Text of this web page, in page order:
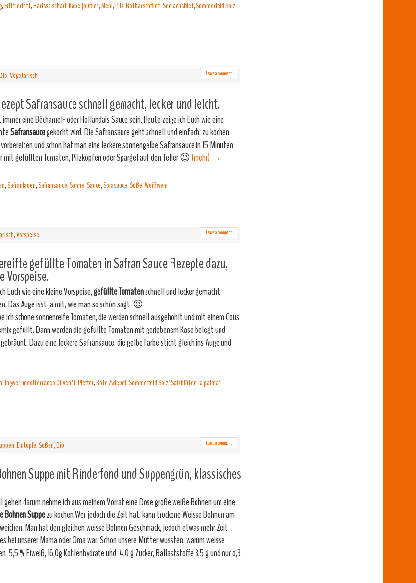
,Frittierfett,Harissa scharf,Kabeljaufilet,Mehl,Pils,Rotbarschfilet,Seelachsfilet,Sommerfeld Salz
,Vegetarisch Leave a comment
Safransauce schnell gemacht, lecker und leicht.
eine Bêchamel- oder Hollandais Sauce sein. Heute zeige ich Euch wie eine
Safransaucegekocht wird. Die Safransauce geht schnell und einfach, zu kochen.
und schon hat man eine leckere sonnengelbe Safransauce in 15 Minuten
mit gefüllten Tomaten, Pilzköpfen oder Spargel auf den Teller 😉(mehr) →
,Safranfäden,Safransauce,Sahne,Sauce,Sojasauce,Soße,Weißwein
,Vorspeise Leave a comment
gefüllte Tomaten in Safran Sauce Rezepte dazu,
Vorspeise.
Euch wie eine kleine Vorspeise,gefüllte Tomatenschnell und lecker gemacht
Das Auge isst ja mit, wie man so schön sagt 😉
ich schöne sonnenreife Tomaten, die werden schnell ausgehöhlt und mit einem Cous
gefüllt. Dann werden die gefüllte Tomaten mit geriebenem Käse belegt und
Dazu eine leckere Safransauce, die gelbe Farbe sticht gleich ins Auge und
,Ingwer,mediterraneo Olivenöl,Pfeffer,Rote Zwiebel,Sommerfeld Salz" Salzblüten 'la palma',
Eintöpfe, Soßen, Dip Leave a comment
Suppe mit Rinderfond und Suppengrün, klassisches
gehen darum nehme ich aus meinem Vorrat eine Dose große weiße Bohnen um eine
Bohnen Suppezu kochen.Wer jedoch die Zeit hat, kann trockene Weisse Bohnen am
Man hat den gleichen weisse Bohnen Geschmack, jedoch etwas mehr Zeit
bei unserer Mama oder Oma war. Schon unsere Mütter wussten, warum weisse
5,5 % Eiweiß, 16,0g Kohlenhydrate und 4,0 g Zucker, Ballaststoffe 3,5 g und nur o,3